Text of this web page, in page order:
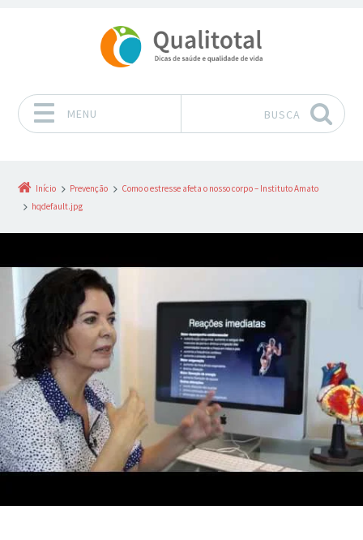
MENU BUSCA
Início Prevenção
Como o estresse afeta o nosso corpo – Instituto Amato
hqdefault.jpg